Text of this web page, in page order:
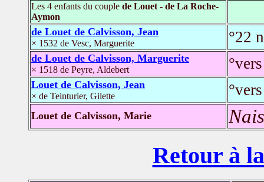
Les 4 enfants du couple de Louet - de La Roche-
Aymon
de Louet de Calvisson, Jean
× 1532 de Vesc, Marguerite °22
de Louet de Calvisson, Marguerite
× 1518 de Peyre, Aldebert
Louet de Calvisson, Jean
× de Teinturier, Gilette
Louet de Calvisson, Marie
Retour à